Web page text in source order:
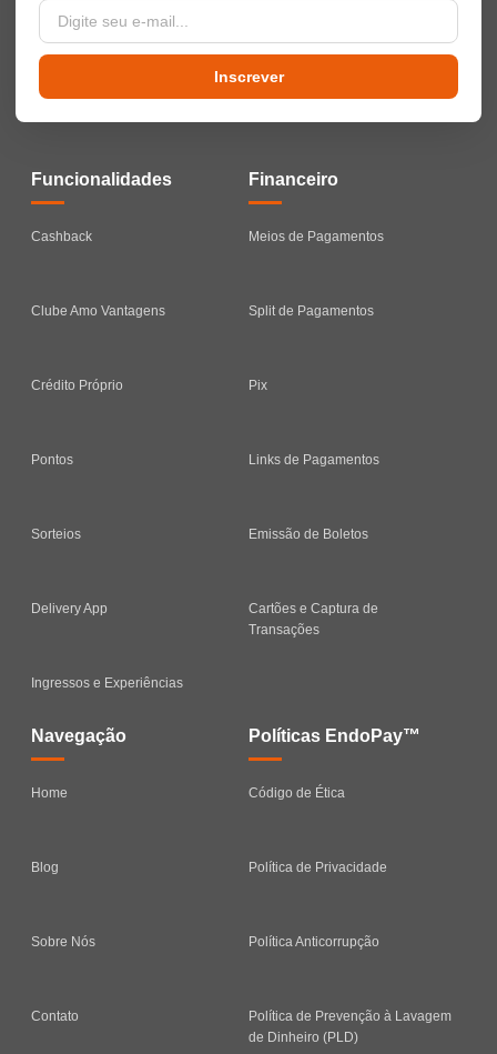
Inscrever
Funcionalidades
Cashback
Clube Amo Vantagens
Crédito Próprio
Pontos
Sorteios
Delivery App
Ingressos e Experiências
Financeiro
Meios de Pagamentos
Split de Pagamentos
Pix
Links de Pagamentos
Emissão de Boletos
Cartões e Captura de
Transações
Navegação
Home
Blog
Sobre Nós
Contato
Políticas EndoPay™
Código de Ética
Política de Privacidade
Política Anticorrupção
Política de Prevenção à Lavagem
de Dinheiro (PLD)